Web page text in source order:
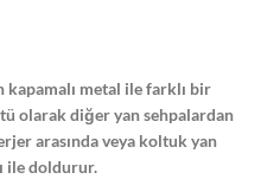
kapamalı metal ile farklı bir
olarak diğer yan sehpalardan
arasında veya koltuk yan
ile doldurur.